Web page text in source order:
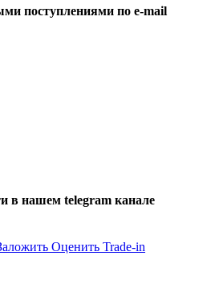
поступлениями по e-mail
в нашем telegram канале
Оценить Trade-in